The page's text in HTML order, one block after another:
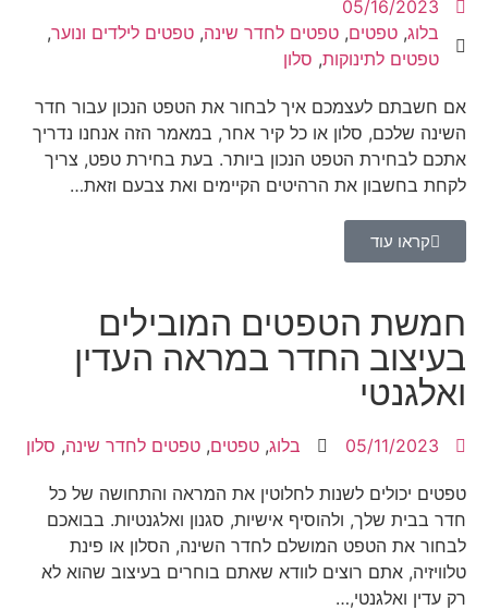
05/16/2023
בלוג, טפטים, טפטים לחדר שינה, טפטים לילדים ונוער,
טפטים לתינוקות, סלון
אם חשבתם לעצמכם איך לבחור את הטפט הנכון עבור חדר
השינה שלכם, סלון או כל קיר אחר, במאמר הזה אנחנו נדריך
אתכם לבחירת הטפט הנכון ביותר. בעת בחירת טפט, צריך
לקחת בחשבון את הרהיטים הקיימים ואת צבעם וזאת…
קראו עוד
חמשת הטפטים המובילים
בעיצוב החדר במראה העדין
ואלגנטי
05/11/2023 בלוג, טפטים, טפטים לחדר שינה, סלון
טפטים יכולים לשנות לחלוטין את המראה והתחושה של כל
חדר בבית שלך, ולהוסיף אישיות, סגנון ואלגנטיות. בבואכם
לבחור את הטפט המושלם לחדר השינה, הסלון או פינת
טלוויזיה, אתם רוצים לוודא שאתם בוחרים בעיצוב שהוא לא
רק עדין ואלגנטי,…